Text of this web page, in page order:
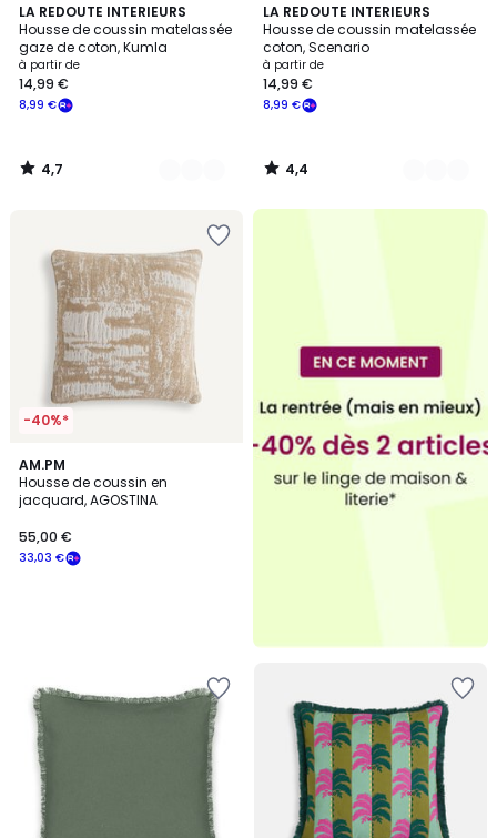
LA REDOUTE INTERIEURS
Housse de coussin matelassée
gaze de coton, Kumla
à partir de
8,99 €
14,99 €
4,7
/ 5
10
Couleurs
4,7
/
LA REDOUTE INTERIEURS
Housse de coussin matelassée
coton, Scenario
à partir de
8,99 €
14,99 €
4,4
/ 5
7
Couleurs
4,4
/
-40%*
AM.PM
Housse de coussin en
jacquard, AGOSTINA
33,03 €
55,00 €